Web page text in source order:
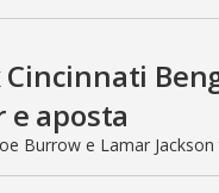
e aposta
Burrow e Lamar